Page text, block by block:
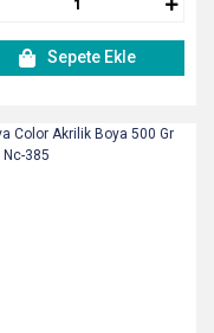
Sepete Ekle